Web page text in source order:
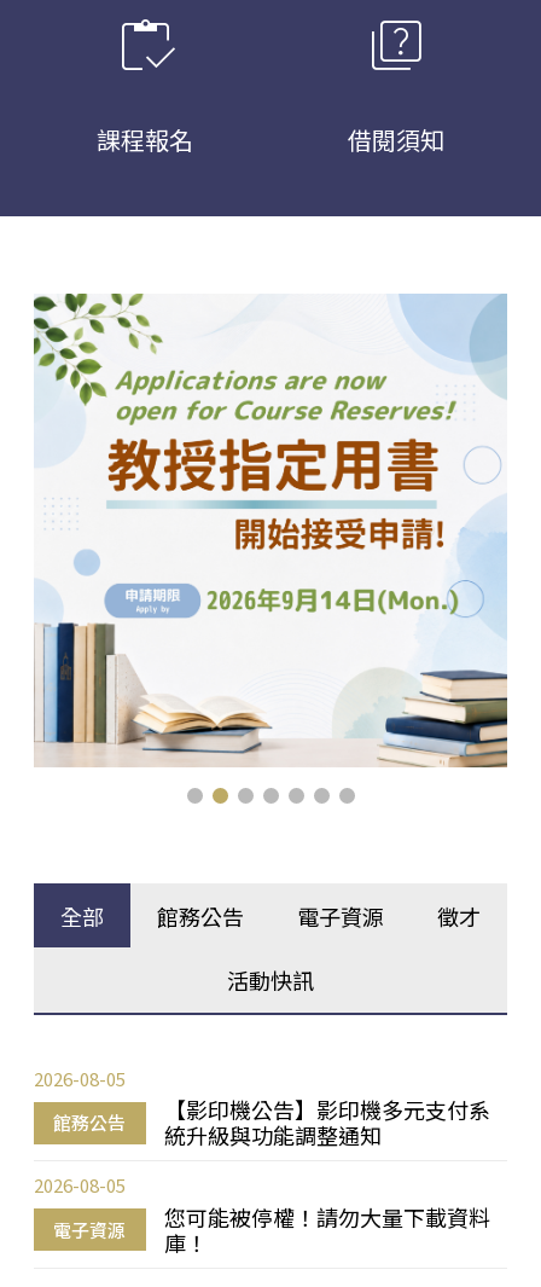
inventory
課程報名
quiz
借閱須知
全部 館務公告 電子資源 徵才
活動快訊
館務公告
【影印機公告】影印機多元支付系
統升級與功能調整通知
2026-08-05
電子資源
您可能被停權！請勿大量下載資料
庫！
2026-08-05